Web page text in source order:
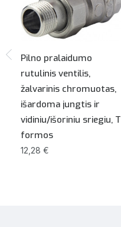
Pilno pralaidumo
rutulinis ventilis,
žalvarinis chromuotas,
išardoma jungtis ir
vidiniu/išoriniu sriegiu, T
formos
12,28 €